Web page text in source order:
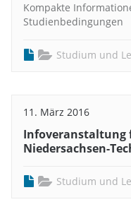
Kompakte
Studienbedingungen
Studium und
11. März 2016
Niedersachsen-
Studium und